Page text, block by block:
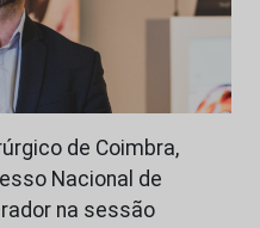
de Coimbra,
Nacional de
na sessão